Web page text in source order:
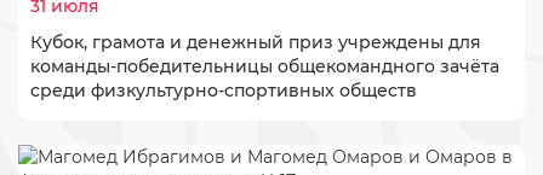
31 июля
Кубок, грамота и денежный приз учреждены для
команды-победительницы общекомандного зачёта
среди физкультурно-спортивных обществ